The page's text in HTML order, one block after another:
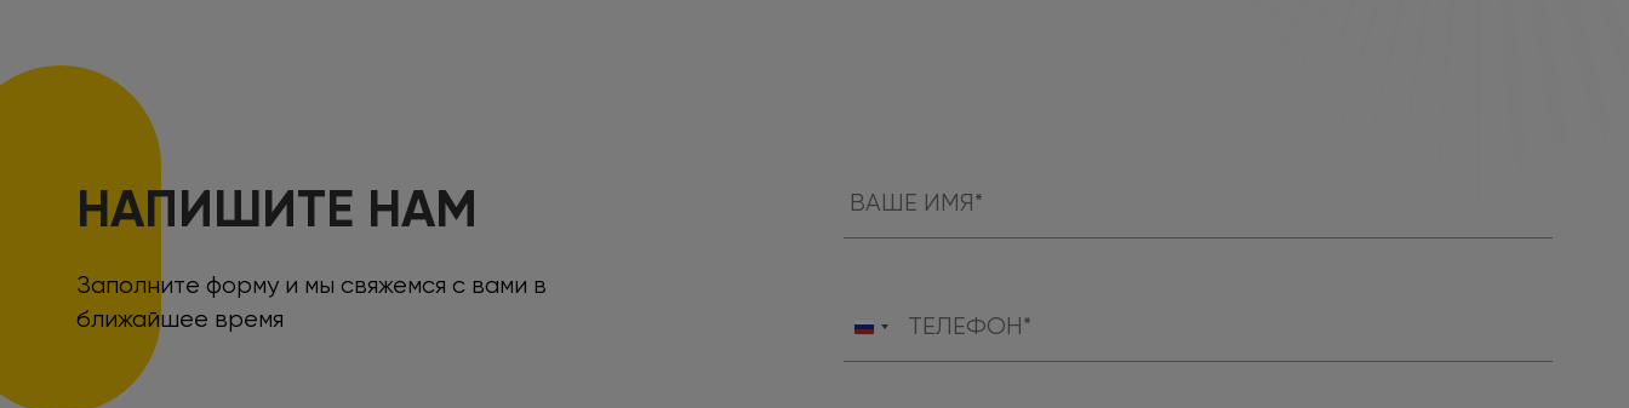
НАПИШИТЕ НАМ
Заполните форму и мы свяжемся с вами в
ближайшее время
Россия